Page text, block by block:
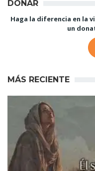
DONAR
Haga la diferencia en la
un
MÁS RECIENTE